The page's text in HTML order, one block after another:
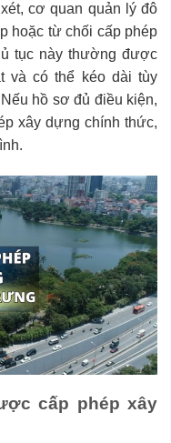
cơ quan quản lý đô
hoặc từ chối cấp phép
tục này thường được
và có thể kéo dài tùy
hồ sơ đủ điều kiện,
xây dựng chính thức,
cấp phép xây